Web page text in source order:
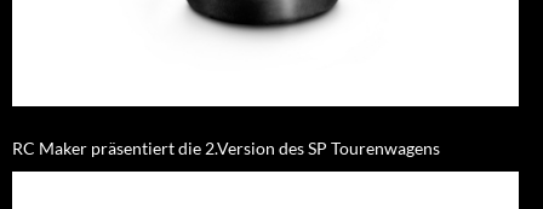
RC Maker präsentiert die 2.Version des SP Tourenwagens